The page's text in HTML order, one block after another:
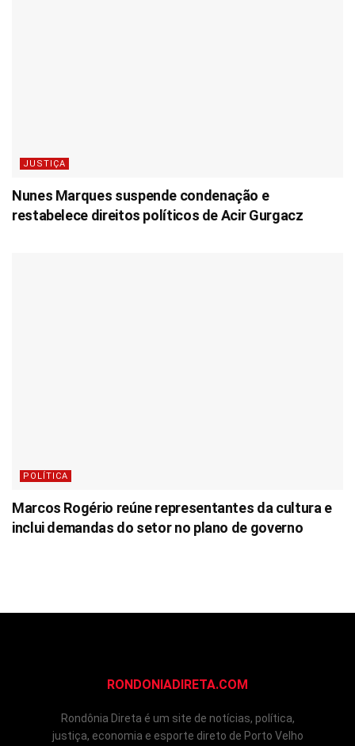
JUSTIÇA
Nunes Marques suspende condenação e
restabelece direitos políticos de Acir Gurgacz
POLÍTICA
Marcos Rogério reúne representantes da cultura e
inclui demandas do setor no plano de governo
RONDONIADIRETA.COM
Rondônia Direta é um site de notícias, política,
justiça, economia e esporte direto de Porto Velho